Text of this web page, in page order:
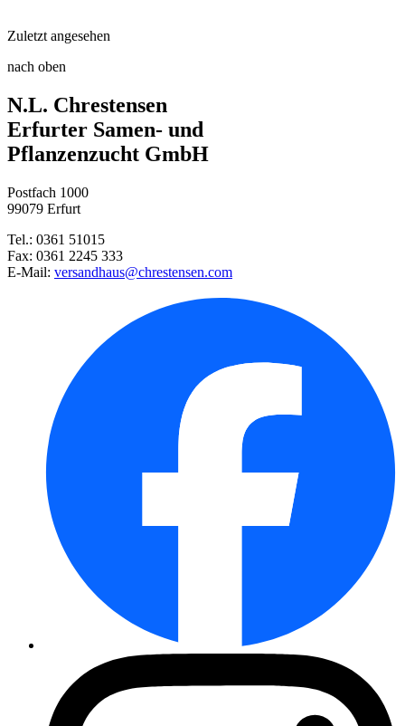
Bio Dünge-Tabs für Gemüse, Tom ...
Stabtomate Harzfeuer, F1 (unve ...
Tropfen-Chili
Gemüsepaprika Yecla, F1 (unver ...
Hausgurke Euphya, F1 (veredelt ...
Radies Riesenbutter
Steckzwiebel Stuttgarter Riese ...
XXL - Radies Erfurter Riesenro ...
Zuletzt angesehen
Spiral-Chili
nach oben
N.L. Chrestensen
Erfurter Samen- und
Pflanzenzucht GmbH
Postfach 1000
99079 Erfurt
Tel.: 0361 51015
Fax: 0361 2245 333
E-Mail: versandhaus@chrestensen.com